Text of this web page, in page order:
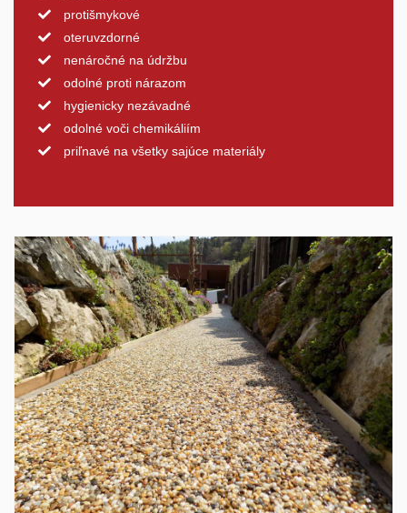
protišmykové
oteruvzdorné
nenáročné na údržbu
odolné proti nárazom
hygienicky nezávadné
odolné voči chemikáliím
priľnavé na všetky sajúce materiály